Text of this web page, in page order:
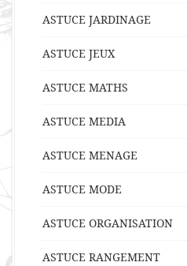
ASTUCE JARDINAGE
ASTUCE JEUX
ASTUCE MATHS
ASTUCE MEDIA
ASTUCE MENAGE
ASTUCE MODE
ASTUCE ORGANISATION
ASTUCE RANGEMENT